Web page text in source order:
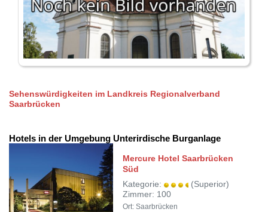
Sehenswürdigkeiten im Landkreis Regionalverband
Saarbrücken
Hotels in der Umgebung Unterirdische Burganlage
Mercure Hotel Saarbrücken
Süd
Kategorie:
(Superior)
Zimmer: 100
Ort: Saarbrücken